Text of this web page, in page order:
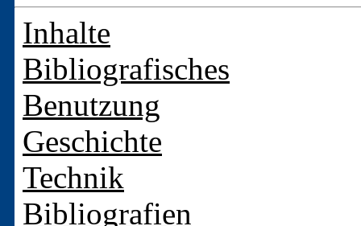
Inhalte
Bibliografisches
Benutzung
Geschichte
Technik
Bibliografien